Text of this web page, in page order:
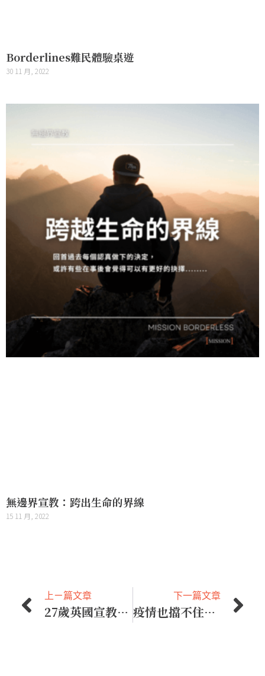
Borderlines難民體驗桌遊
30 11 月, 2022
無邊界宣教：跨出生命的界線
15 11 月, 2022
上ㄧ篇文章
27歲英國宣教士，把生命獻給中國黑死病
下一篇文章
疫情也擋不住的水耕計畫